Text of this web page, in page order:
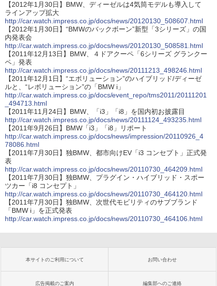
【2012年1月30日】BMW、ディーゼルは4気筒モデルも導入して
ラインアップ拡大
http://car.watch.impress.co.jp/docs/news/20120130_508607.html
【2012年1月30日】“BMWのバックボーン”新型「3シリーズ」の国
内発表会
http://car.watch.impress.co.jp/docs/news/20120130_508581.html
【2011年12月13日】BMW、４ドアクーペ「6シリーズ グランクー
ペ」発表
http://car.watch.impress.co.jp/docs/news/20111213_498246.html
【2011年12月1日】“エボリューション”のハイブリッド/ディーゼ
ルと、“レボリューション”の「BMW i」
http://car.watch.impress.co.jp/docs/event_repo/tms2011/20111201
_494713.html
【2011年11月24日】BMW、「i3」「i8」を国内初お披露目
http://car.watch.impress.co.jp/docs/news/20111124_493235.html
【2011年9月26日】BMW「i3」「i8」リポート
http://car.watch.impress.co.jp/docs/news/impression/20110926_4
78086.html
【2011年7月30日】独BMW、都市向けEV「i3 コンセプト」正式発
表
http://car.watch.impress.co.jp/docs/news/20110730_464209.html
【2011年7月30日】独BMW、プラグイン・ハイブリッド・スポー
ツカー「i8 コンセプト」
http://car.watch.impress.co.jp/docs/news/20110730_464120.html
【2011年7月30日】独BMW、次世代モビリティのサブブランド
「BMW i」を正式発表
http://car.watch.impress.co.jp/docs/news/20110730_464106.html
本サイトのご利用について お問い合わせ
広告掲載のご案内 編集部へのご連絡